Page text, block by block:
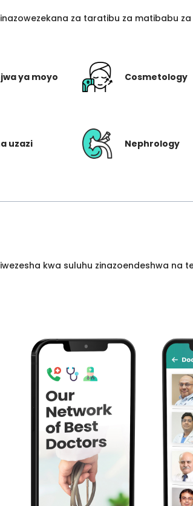
za taratibu za matibabu
ya moyo Cosmetology
uzazi Nephrology
kwa suluhu zinazoendeshwa